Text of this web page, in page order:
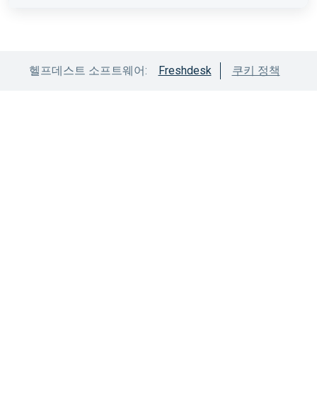
헬프데스트 소프트웨어: Freshdesk 쿠키 정책